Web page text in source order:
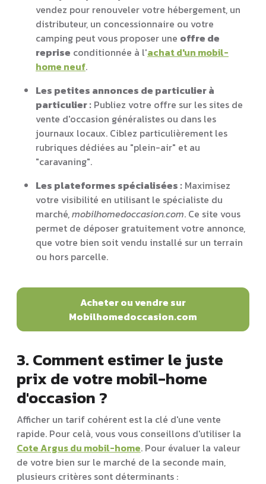
vendez pour renouveler votre hébergement, un
distributeur, un concessionnaire ou votre
camping peut vous proposer une offre de
reprise conditionnée à l'achat d'un mobil-
home neuf.
Les petites annonces de particulier à
particulier : Publiez votre offre sur les sites de
vente d'occasion généralistes ou dans les
journaux locaux. Ciblez particulièrement les
rubriques dédiées au "plein-air" et au
"caravaning".
Les plateformes spécialisées : Maximisez
votre visibilité en utilisant le spécialiste du
marché,mobilhomedoccasion.com. Ce site vous
permet de déposer gratuitement votre annonce,
que votre bien soit vendu installé sur un terrain
ou hors parcelle.
Acheter ou vendre sur
Mobilhomedoccasion.com
3. Comment estimer le juste
prix de votre mobil-home
d'occasion ?
Afficher un tarif cohérent est la clé d'une vente
rapide. Pour celà, vous vous conseillons d'utiliser la
Cote Argus du mobil-home. Pour évaluer la valeur
de votre bien sur le marché de la seconde main,
plusieurs critères sont déterminants :